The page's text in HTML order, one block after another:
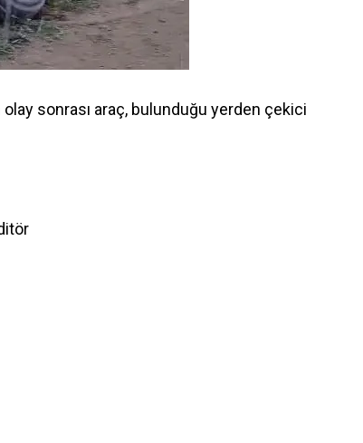
sonrası araç, bulunduğu yerden çekici